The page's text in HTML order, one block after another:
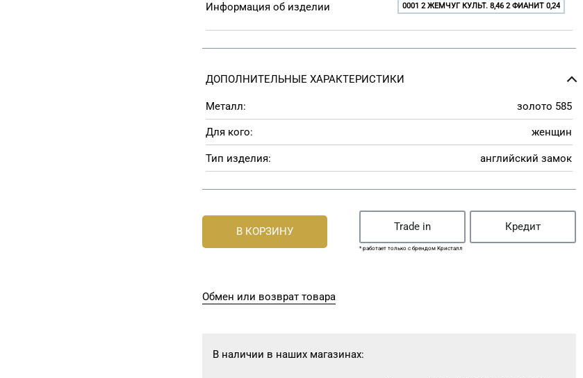
Информация об изделии 0001 2 ЖЕМЧУГ КУЛЬТ. 8,46 2 ФИАНИТ 0,24
ДОПОЛНИТЕЛЬНЫЕ ХАРАКТЕРИСТИКИ
Металл: золото 585
Для кого: женщин
Тип изделия: английский замок
В КОРЗИНУ Trade in Кредит
* работает только с брендом Кристалл
Обмен или возврат товара
В наличии в наших магазинах: